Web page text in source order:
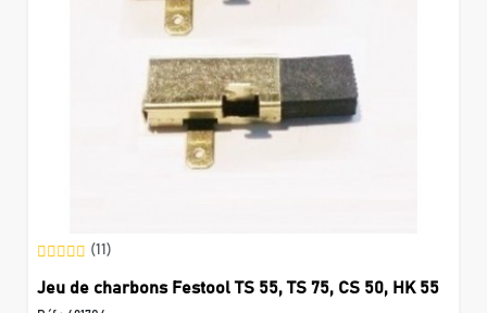
(11)
Jeu de charbons Festool TS 55, TS 75, CS 50, HK 55